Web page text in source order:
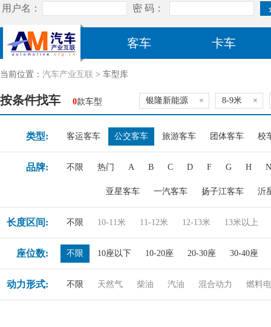
客车 卡车
当前位置： 汽车产业互联 > 车型库
按条件找车 0款车型 银隆新能源 × 8-9米 ×
类型: 客运客车 公交客车 旅游客车 团体客车 校
品牌: 不限 热门 A B C D F G H N
亚星客车 一汽客车 扬子江客车 沂
长度区间: 不限 10-11米 11-12米 12-13米 13米以上
座位数: 不限 10座以下 10-20座 20-30座 30-40座
动力形式: 不限 天然气 柴油 汽油 混合动力 燃料